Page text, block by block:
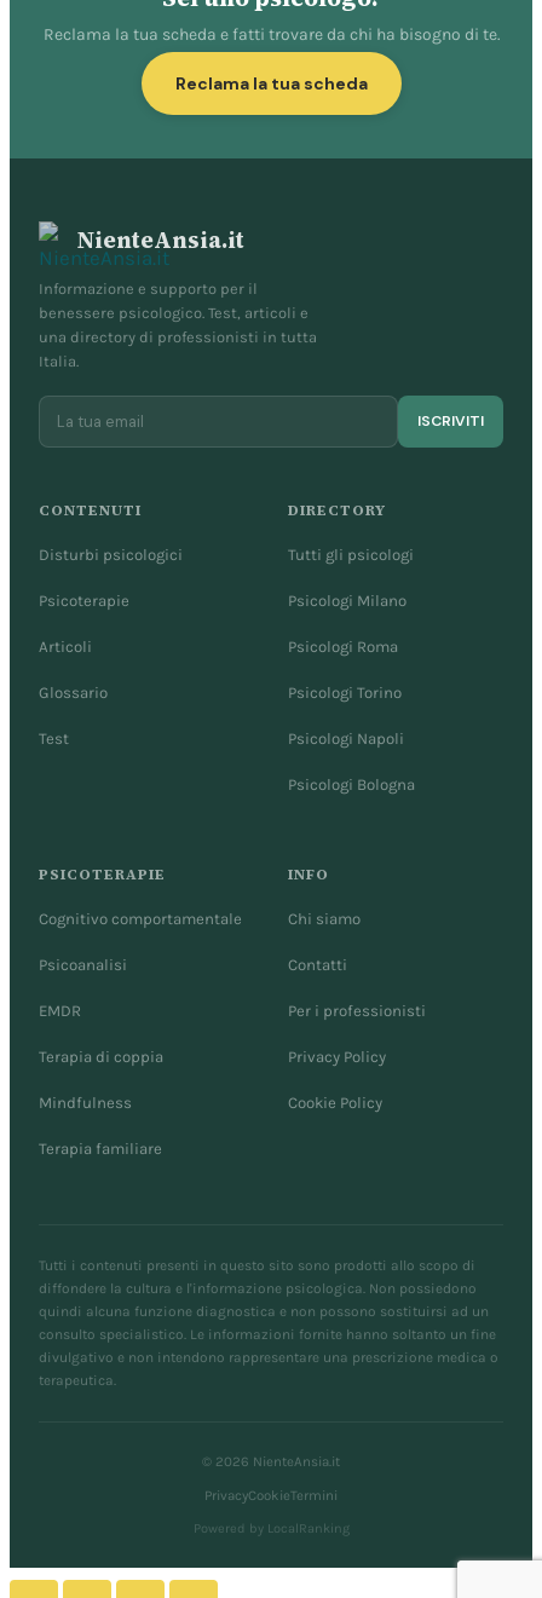
Reclama la tua scheda e fatti trovare da chi ha bisogno di te.
Reclama la tua scheda
NienteAnsia.it
Informazione e supporto per il
benessere psicologico. Test, articoli e
una directory di professionisti in tutta
Italia.
ISCRIVITI
CONTENUTI
Disturbi psicologici
Psicoterapie
Articoli
Glossario
Test
DIRECTORY
Tutti gli psicologi
Psicologi Milano
Psicologi Roma
Psicologi Torino
Psicologi Napoli
Psicologi Bologna
PSICOTERAPIE
Cognitivo comportamentale
Psicoanalisi
EMDR
Terapia di coppia
Mindfulness
Terapia familiare
INFO
Chi siamo
Contatti
Per i professionisti
Privacy Policy
Cookie Policy
Tutti i contenuti presenti in questo sito sono prodotti allo scopo di
diffondere la cultura e l'informazione psicologica. Non possiedono
quindi alcuna funzione diagnostica e non possono sostituirsi ad un
consulto specialistico. Le informazioni fornite hanno soltanto un fine
divulgativo e non intendono rappresentare una prescrizione medica o
terapeutica.
© 2026 NienteAnsia.it
PrivacyCookieTermini
Powered by LocalRanking